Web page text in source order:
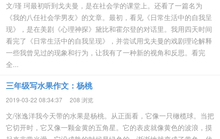
文/瑾 珂最初听到戈夫曼，是在社会学的课堂上。还看了一篇名为
《我的八任社会学男友》的文章。最初，看见《日常生活中的自我呈
现》，是在美剧《心理神探》黛比和霍尔登的对话里。我用四天时间
看完了《日常生活中的自我呈现》，并尝试用戈夫曼的戏剧理论解释
一些我曾见过的现象和行为，让我有了一种新的视角和反思。看完
全...
三年级写水果作文：杨桃
2019-03-22 08:34:37 208 浏览
文/张逸洋我今天带的水果是杨桃。从正面看，它像一只橄榄球。当把
它切开时，它又像一颗金黄的五角星。它的表皮就像黄色的波浪，摸